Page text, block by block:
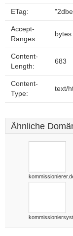
ETag:
Accept-
Ranges:
bytes
Content-
Length:
683
Content-
Type:
text/
Ähnliche